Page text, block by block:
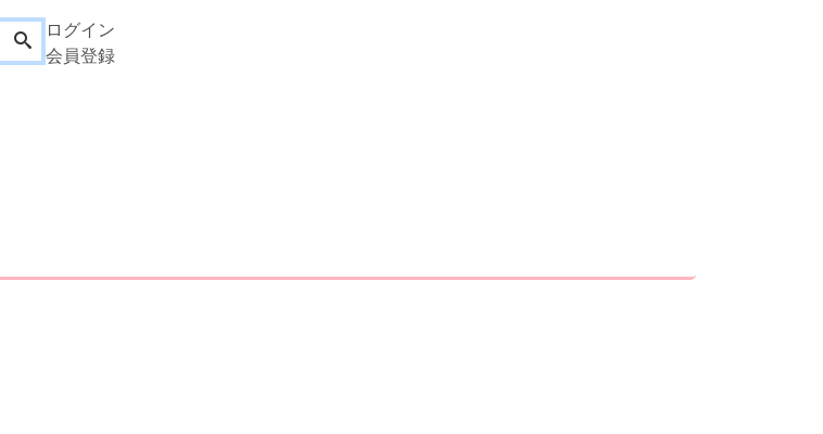
ログイン
会員登録